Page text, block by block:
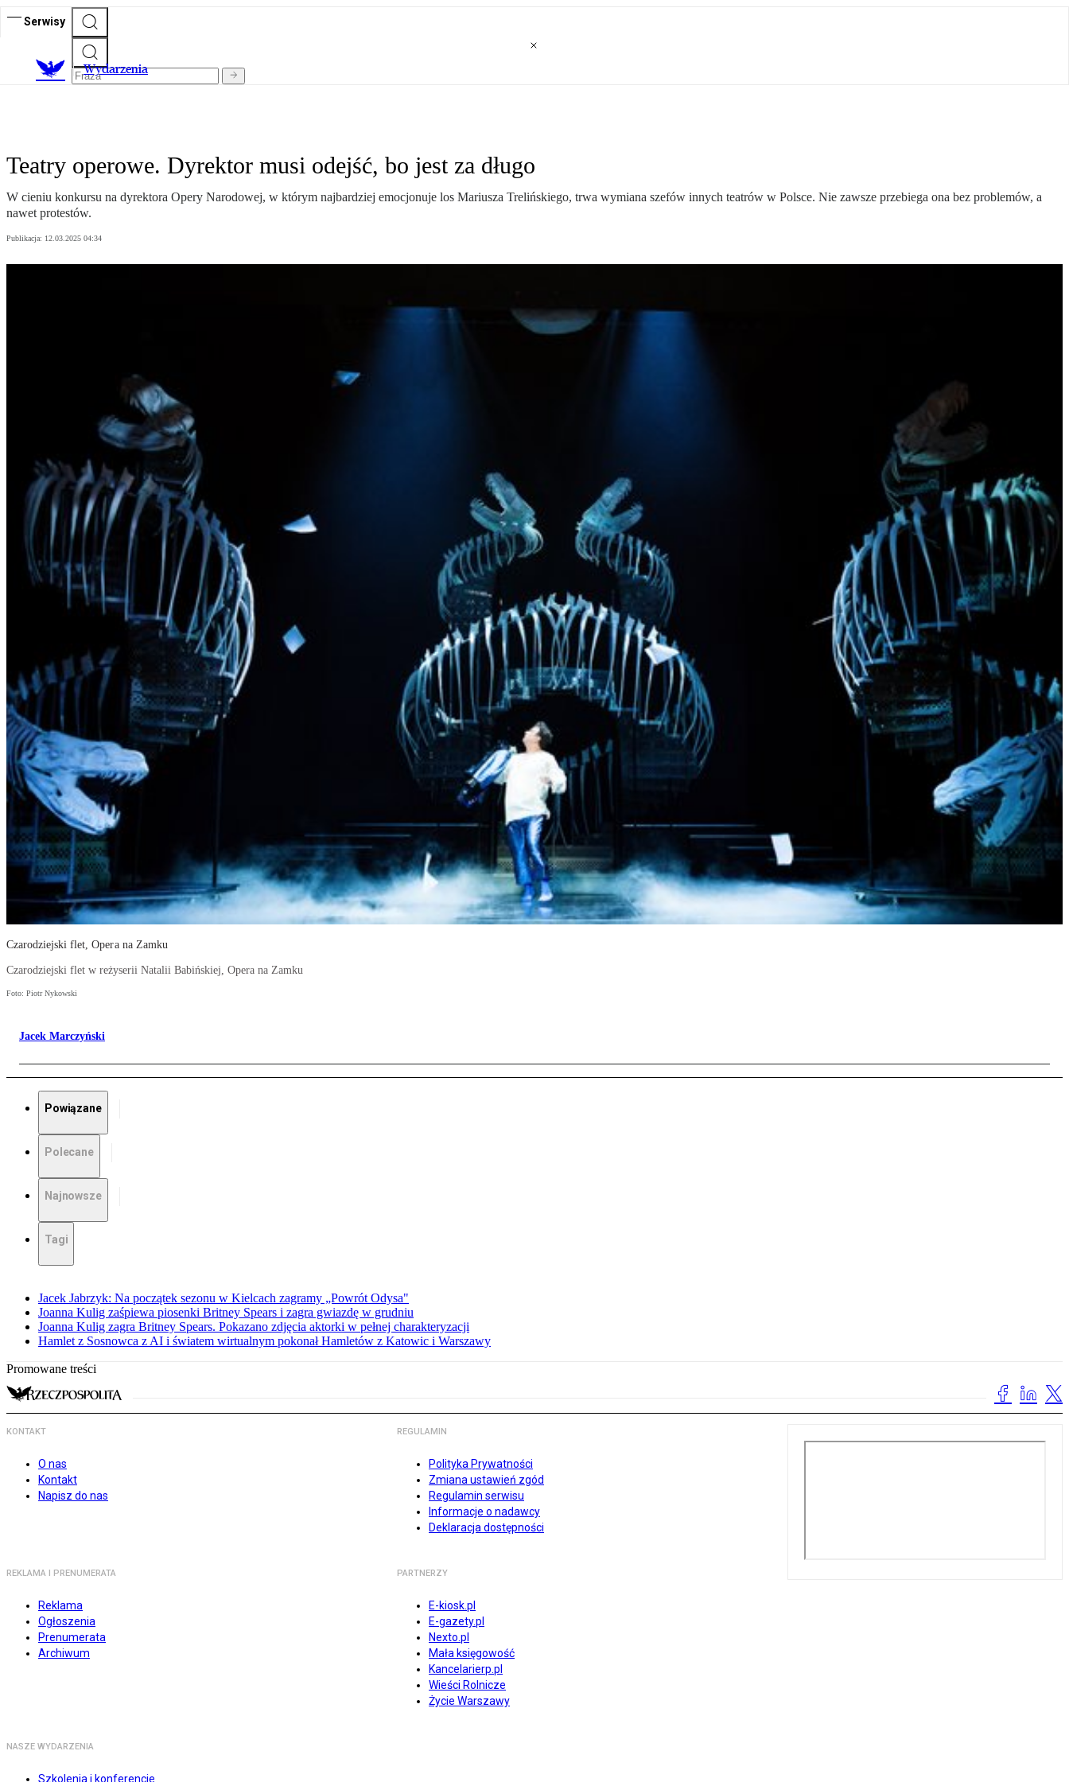
Serwisy
Wydarzenia
Teatry operowe. Dyrektor musi odejść, bo jest za długo
W cieniu konkursu na dyrektora Opery Narodowej, w którym najbardziej emocjonuje los Mariusza Trelińskiego, trwa wymiana szefów innych teatrów w Polsce. Nie zawsze przebiega ona bez problemów, a
nawet protestów.
Publikacja: 12.03.2025 04:34
Czarodziejski flet, Opera na Zamku
Czarodziejski flet w reżyserii Natalii Babińskiej, Opera na Zamku
Foto: Piotr Nykowski
Jacek Marczyński
Powiązane
Polecane
Najnowsze
Tagi
Jacek Jabrzyk: Na początek sezonu w Kielcach zagramy „Powrót Odysa"
Joanna Kulig zaśpiewa piosenki Britney Spears i zagra gwiazdę w grudniu
Joanna Kulig zagra Britney Spears. Pokazano zdjęcia aktorki w pełnej charakteryzacji
Hamlet z Sosnowca z AI i światem wirtualnym pokonał Hamletów z Katowic i Warszawy
Promowane treści
KONTAKT
O nas
Kontakt
Napisz do nas
REGULAMIN
Polityka Prywatności
Zmiana ustawień zgód
Regulamin serwisu
Informacje o nadawcy
Deklaracja dostępności
REKLAMA I PRENUMERATA
Reklama
Ogłoszenia
Prenumerata
Archiwum
PARTNERZY
E-kiosk.pl
E-gazety.pl
Nexto.pl
Mała księgowość
Kancelarierp.pl
Wieści Rolnicze
Życie Warszawy
NASZE WYDARZENIA
Szkolenia i konferencje